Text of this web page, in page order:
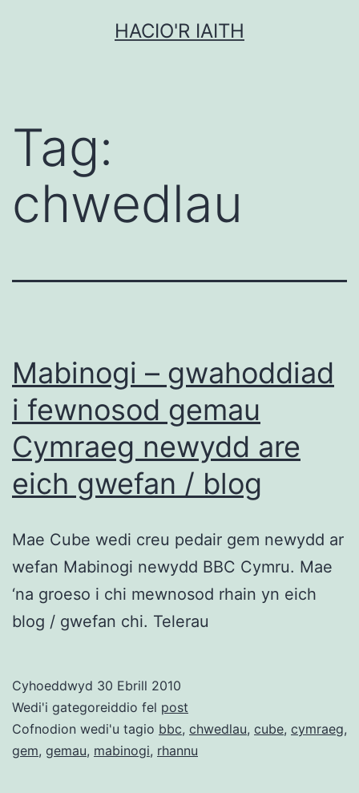
HACIO'R IAITH
Tag:
chwedlau
Mabinogi – gwahoddiad
i fewnosod gemau
Cymraeg newydd are
eich gwefan / blog
Mae Cube wedi creu pedair gem newydd ar
wefan Mabinogi newydd BBC Cymru. Mae
‘na groeso i chi mewnosod rhain yn eich
blog / gwefan chi. Telerau
Cyhoeddwyd 30 Ebrill 2010
Wedi'i gategoreiddio fel post
Cofnodion wedi'u tagio bbc, chwedlau, cube, cymraeg,
gem, gemau, mabinogi, rhannu